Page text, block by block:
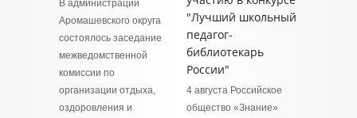
В администрации
Аромашевского округа
состоялось заседание
межведомственной
комиссии по
организации отдыха,
оздоровления и
"Лучший школьный
педагог-
библиотекарь
России"
4 августа Российское
общество «Знание»